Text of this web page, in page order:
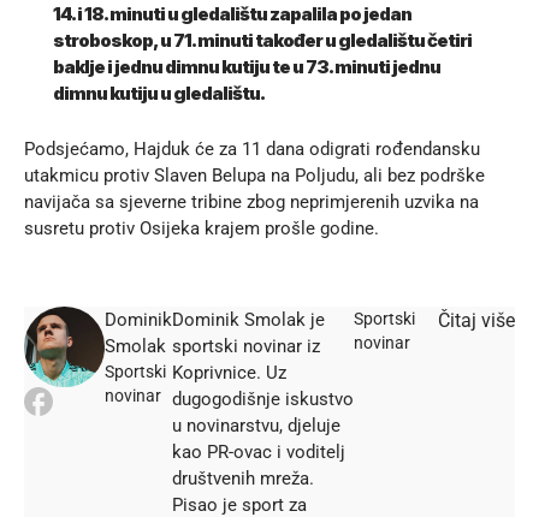
14. i 18. minuti u gledalištu zapalila po jedan
stroboskop, u 71. minuti također u gledalištu četiri
baklje i jednu dimnu kutiju te u 73. minuti jednu
dimnu kutiju u gledalištu.
Podsjećamo, Hajduk će za 11 dana odigrati rođendansku
utakmicu protiv Slaven Belupa na Poljudu, ali bez podrške
navijača sa sjeverne tribine zbog neprimjerenih uzvika na
susretu protiv Osijeka krajem prošle godine.
Dominik
Smolak
Sportski
novinar
Dominik Smolak je
sportski novinar iz
Koprivnice. Uz
dugogodišnje iskustvo
u novinarstvu, djeluje
kao PR-ovac i voditelj
društvenih mreža.
Pisao je sport za
Sportski
novinar
Čitaj više